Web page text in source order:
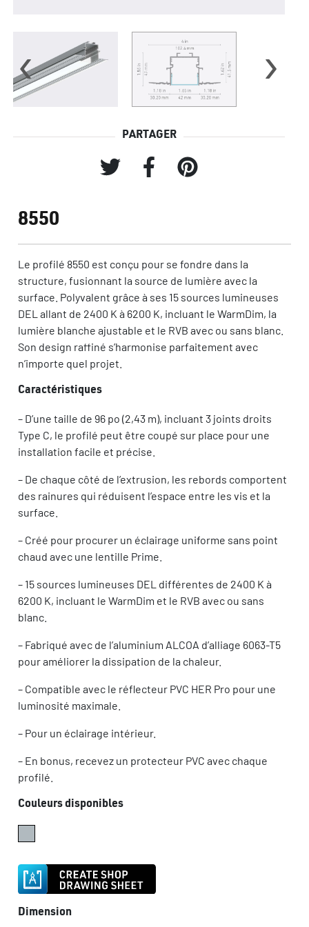
‹ ›
PARTAGER
8550
Le profilé 8550 est conçu pour se fondre dans la
structure, fusionnant la source de lumière avec la
surface. Polyvalent grâce à ses 15 sources lumineuses
DEL allant de 2400 K à 6200 K, incluant le WarmDim, la
lumière blanche ajustable et le RVB avec ou sans blanc.
Son design raffiné s’harmonise parfaitement avec
n’importe quel projet.
Caractéristiques
– D’une taille de 96 po (2,43 m), incluant 3 joints droits
Type C, le profilé peut être coupé sur place pour une
installation facile et précise.
– De chaque côté de l’extrusion, les rebords comportent
des rainures qui réduisent l’espace entre les vis et la
surface.
– Créé pour procurer un éclairage uniforme sans point
chaud avec une lentille Prime.
– 15 sources lumineuses DEL différentes de 2400 K à
6200 K, incluant le WarmDim et le RVB avec ou sans
blanc.
– Fabriqué avec de l’aluminium ALCOA d’alliage 6063-T5
pour améliorer la dissipation de la chaleur.
– Compatible avec le réflecteur PVC HER Pro pour une
luminosité maximale.
– Pour un éclairage intérieur.
– En bonus, recevez un protecteur PVC avec chaque
profilé.
Couleurs disponibles
Dimension